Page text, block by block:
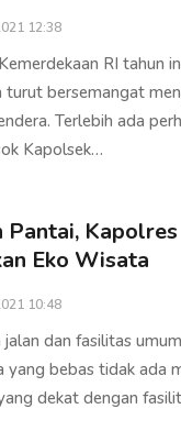
12:38
RI tahun
turut bersemangat
Terlebih ada
Kapolsek…
Pantai,
Eko Wisata
10:48
dan fasilitas
yang bebas tidak ada
dekat dengan